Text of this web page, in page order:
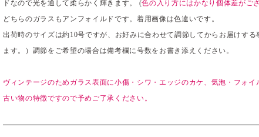
ドなので光を通して柔らかく輝きます。 (色の入り方にはかなり個体差がご
どちらのガラスもアンフォイルドです。着用画像は色違いです。
出荷時のサイズは約10号ですが、お好みに合わせて調節してからお届けす
ます。）調節をご希望の場合は備考欄に号数をお書き添えください。
ヴィンテージのためガラス表面に小傷・シワ・エッジのカケ、気泡・フォイ
古い物の特徴ですので予めご了承ください。